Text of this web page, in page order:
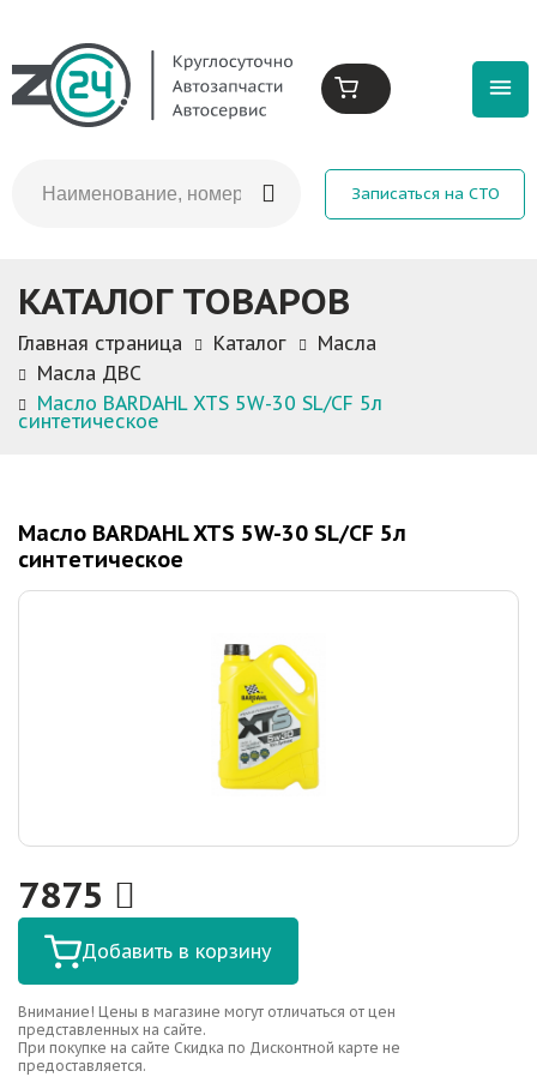
Записаться на СТО
КАТАЛОГ ТОВАРОВ
Главная страница Каталог
Масла
Масла ДВС
Масло BARDAHL XTS 5W-30 SL/CF 5л
синтетическое
Масло BARDAHL XTS 5W-30 SL/CF 5л
синтетическое
7875
Добавить в корзину
Внимание! Цены в магазине могут отличаться от цен
представленных на сайте.
При покупке на сайте Скидка по Дисконтной карте не
предоставляется.